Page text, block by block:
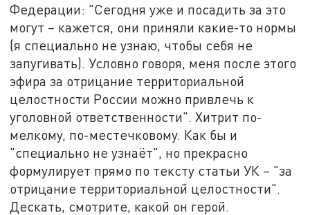
Федерации: "Сегодня уже и посадить за это
могут – кажется, они приняли какие-то нормы
(я специально не узнаю, чтобы себя не
запугивать). Условно говоря, меня после этого
эфира за отрицание территориальной
целостности России можно привлечь к
уголовной ответственности". Хитрит по-
мелкому, по-местечковому. Как бы и
"специально не узнаёт", но прекрасно
формулирует прямо по тексту статьи УК – "за
отрицание территориальной целостности".
Дескать, смотрите, какой он герой.